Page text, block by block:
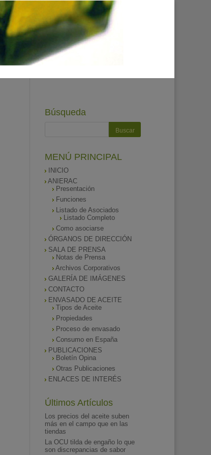
Búsqueda
MENÚ PRINCIPAL
INICIO
ANIERAC
Presentación
Funciones
Listado de Asociados
Listado Completo
Como asociarse
ÓRGANOS DE DIRECCIÓN
SALA DE PRENSA
Notas de Prensa
Archivos Corporativos
GALERÍA DE IMÁGENES
CONTACTO
ENVASADO DE ACEITE
Tipos de Aceite
Propiedades
Proceso de envasado
Consumo en España
PUBLICACIONES
Boletín Opina
Otras Publicaciones
ENLACES DE INTERÉS
Últimos Artículos
Los precios del aceite suben
más en el campo que en las
tiendas
La OCU tilda de engaño lo que
son discrepancias de sabor